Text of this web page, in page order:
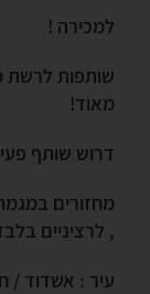
למכירה !
מאוד!
דרוש שותף
מחזורים
, לרציניים
עיר : אשדוד /